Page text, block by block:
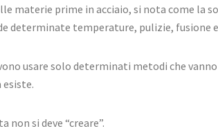
materie prime in acciaio, si nota come la
determinate temperature, pulizie, fusione
usare solo determinati metodi che
esiste.
non si deve “creare”.